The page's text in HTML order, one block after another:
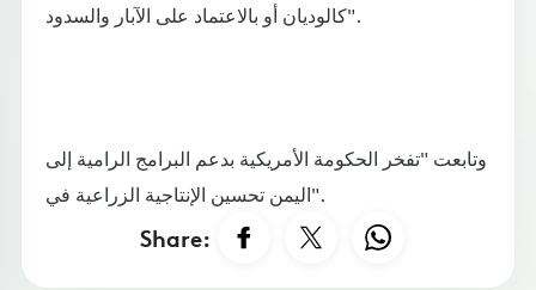
كالوديان أو بالاعتماد على الآبار والسدود".
وتابعت "تفخر الحكومة الأمريكية بدعم البرامج الرامية إلى
تحسين الإنتاجية الزراعية في ‎اليمن".
Share: